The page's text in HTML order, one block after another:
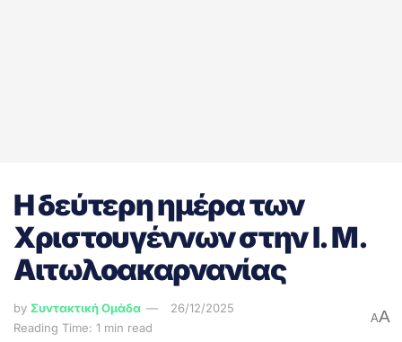
Η δεύτερη ημέρα των
Χριστουγέννων στην Ι. Μ.
Αιτωλοακαρνανίας
by Συντακτική Ομάδα
26/12/2025
Reading Time: 1 min read
AA